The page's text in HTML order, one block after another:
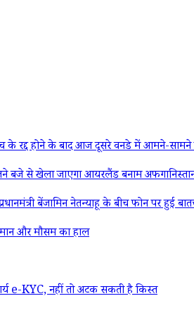
के बाद आज दूसरे वनडे में आमने-सामने
जाएगा आयरलैंड बनाम अफगानिस्तान
नेतन्याहू के बीच फोन पर हुई बातचीत,
और मौसम का हाल
e-KYC, नहीं तो अटक सकती है किस्त